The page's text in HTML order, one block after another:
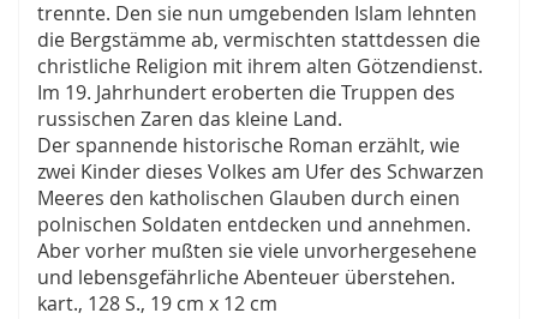
trennte. Den sie nun umgebenden Islam lehnten
die Bergstämme ab, vermischten stattdessen die
christliche Religion mit ihrem alten Götzendienst.
Im 19. Jahrhundert eroberten die Truppen des
russischen Zaren das kleine Land.
Der spannende historische Roman erzählt, wie
zwei Kinder dieses Volkes am Ufer des Schwarzen
Meeres den katholischen Glauben durch einen
polnischen Soldaten entdecken und annehmen.
Aber vorher mußten sie viele unvorhergesehene
und lebensgefährliche Abenteuer überstehen.
kart., 128 S., 19 cm x 12 cm